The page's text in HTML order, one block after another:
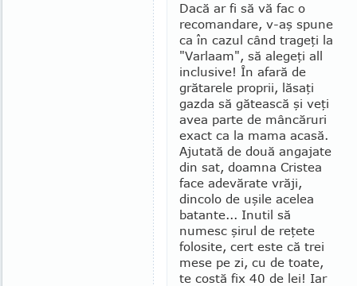
Dacă ar fi să vă fac o
recomandare, v-aş spune
ca în cazul când trageţi la
"Varlaam", să alegeţi all
inclusive! În afară de
grătarele proprii, lăsaţi
gazda să gătească şi veţi
avea parte de mâncăruri
exact ca la mama acasă.
Ajutată de două angajate
din sat, doamna Cristea
face adevărate vrăji,
dincolo de uşile acelea
batante... Inutil să
numesc şirul de reţete
folo­site, cert este că trei
mese pe zi, cu de toate,
te costă fix 40 de lei! Iar